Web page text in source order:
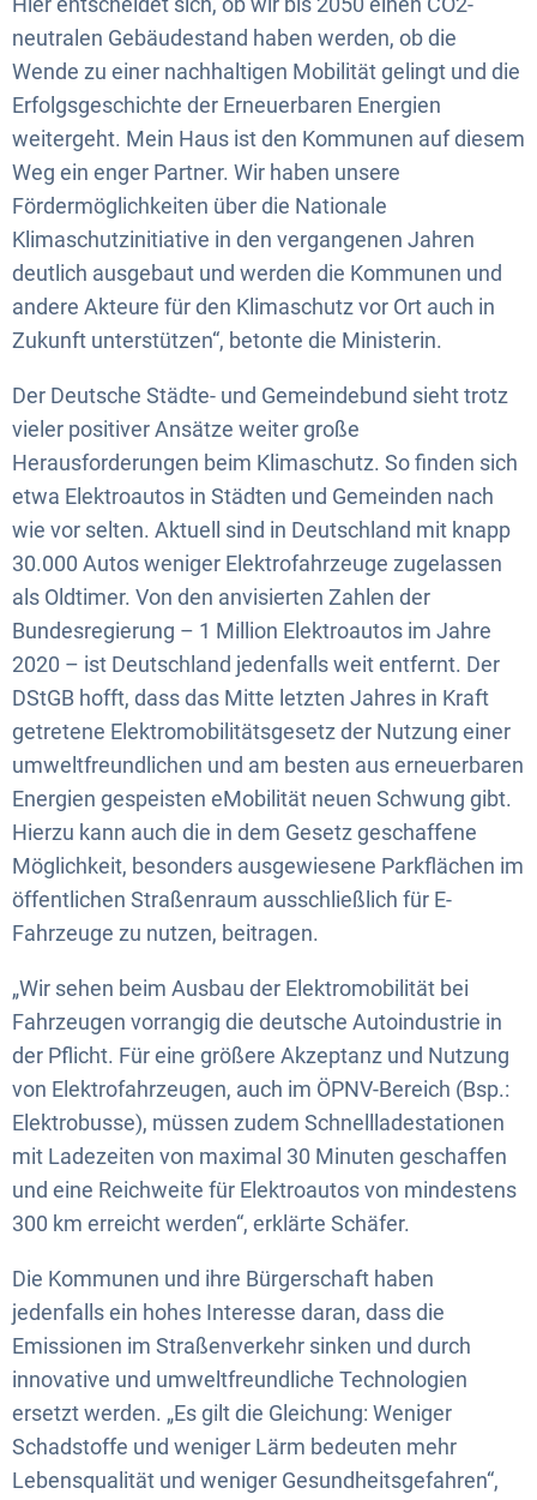
neutralen Gebäudestand haben werden, ob die
Wende zu einer nachhaltigen Mobilität gelingt und die
Erfolgsgeschichte der Erneuerbaren Energien
weitergeht. Mein Haus ist den Kommunen auf diesem
Weg ein enger Partner. Wir haben unsere
Fördermöglichkeiten über die Nationale
Klimaschutzinitiative in den vergangenen Jahren
deutlich ausgebaut und werden die Kommunen und
andere Akteure für den Klimaschutz vor Ort auch in
Zukunft unterstützen“, betonte die Ministerin.
Der Deutsche Städte- und Gemeindebund sieht trotz
vieler positiver Ansätze weiter große
Herausforderungen beim Klimaschutz. So finden sich
etwa Elektroautos in Städten und Gemeinden nach
wie vor selten. Aktuell sind in Deutschland mit knapp
30.000 Autos weniger Elektrofahrzeuge zugelassen
als Oldtimer. Von den anvisierten Zahlen der
Bundesregierung – 1 Million Elektroautos im Jahre
2020 – ist Deutschland jedenfalls weit entfernt. Der
DStGB hofft, dass das Mitte letzten Jahres in Kraft
getretene Elektromobilitätsgesetz der Nutzung einer
umweltfreundlichen und am besten aus erneuerbaren
Energien gespeisten eMobilität neuen Schwung gibt.
Hierzu kann auch die in dem Gesetz geschaffene
Möglichkeit, besonders ausgewiesene Parkflächen im
öffentlichen Straßenraum ausschließlich für E-
Fahrzeuge zu nutzen, beitragen.
„Wir sehen beim Ausbau der Elektromobilität bei
Fahrzeugen vorrangig die deutsche Autoindustrie in
der Pflicht. Für eine größere Akzeptanz und Nutzung
von Elektrofahrzeugen, auch im ÖPNV-Bereich (Bsp.:
Elektrobusse), müssen zudem Schnellladestationen
mit Ladezeiten von maximal 30 Minuten geschaffen
und eine Reichweite für Elektroautos von mindestens
300 km erreicht werden“, erklärte Schäfer.
Die Kommunen und ihre Bürgerschaft haben
jedenfalls ein hohes Interesse daran, dass die
Emissionen im Straßenverkehr sinken und durch
innovative und umweltfreundliche Technologien
ersetzt werden. „Es gilt die Gleichung: Weniger
Schadstoffe und weniger Lärm bedeuten mehr
Lebensqualität und weniger Gesundheitsgefahren“,